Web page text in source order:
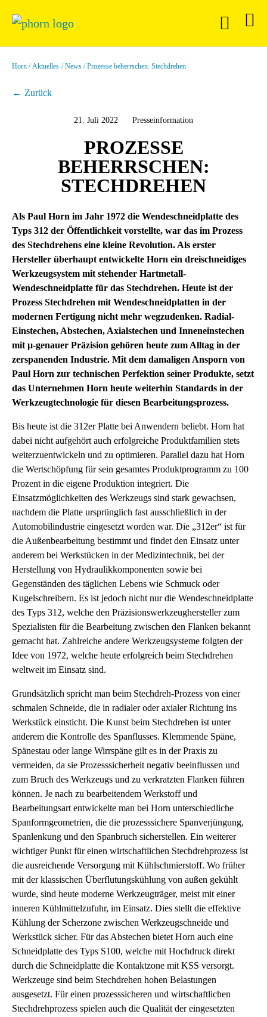
Horn Aktuelles News Prozesse beherrschen: Stechdrehen
Zurück
21. Juli 2022 Presseinformation
PROZESSE
BEHERRSCHEN:
STECHDREHEN
Als Paul Horn im Jahr 1972 die Wendeschneidplatte des
Typs 312 der Öffentlichkeit vorstellte, war das im Prozess
des Stechdrehens eine kleine Revolution. Als erster
Hersteller überhaupt entwickelte Horn ein dreischneidiges
Werkzeugsystem mit stehender Hartmetall-
Wendeschneidplatte für das Stechdrehen. Heute ist der
Prozess Stechdrehen mit Wendeschneidplatten in der
modernen Fertigung nicht mehr wegzudenken. Radial-
Einstechen, Abstechen, Axialstechen und Inneneinstechen
mit µ-genauer Präzision gehören heute zum Alltag in der
zerspanenden Industrie. Mit dem damaligen Ansporn von
Paul Horn zur technischen Perfektion seiner Produkte, setzt
das Unternehmen Horn heute weiterhin Standards in der
Werkzeugtechnologie für diesen Bearbeitungsprozess.
Bis heute ist die 312er Platte bei Anwendern beliebt. Horn hat
dabei nicht aufgehört auch erfolgreiche Produktfamilien stets
weiterzuentwickeln und zu optimieren. Parallel dazu hat Horn
die Wertschöpfung für sein gesamtes Produktprogramm zu 100
Prozent in die eigene Produktion integriert. Die
Einsatzmöglichkeiten des Werkzeugs sind stark gewachsen,
nachdem die Platte ursprünglich fast ausschließlich in der
Automobilindustrie eingesetzt worden war. Die „312er“ ist für
die Außenbearbeitung bestimmt und findet den Einsatz unter
anderem bei Werkstücken in der Medizintechnik, bei der
Herstellung von Hydraulikkomponenten sowie bei
Gegenständen des täglichen Lebens wie Schmuck oder
Kugelschreibern. Es ist jedoch nicht nur die Wendeschneidplatte
des Typs 312, welche den Präzisionswerkzeughersteller zum
Spezialisten für die Bearbeitung zwischen den Flanken bekannt
gemacht hat. Zahlreiche andere Werkzeugsysteme folgten der
Idee von 1972, welche heute erfolgreich beim Stechdrehen
weltweit im Einsatz sind.
Grundsätzlich spricht man beim Stechdreh-Prozess von einer
schmalen Schneide, die in radialer oder axialer Richtung ins
Werkstück einsticht. Die Kunst beim Stechdrehen ist unter
anderem die Kontrolle des Spanflusses. Klemmende Späne,
Spänestau oder lange Wirrspäne gilt es in der Praxis zu
vermeiden, da sie Prozesssicherheit negativ beeinflussen und
zum Bruch des Werkzeugs und zu verkratzten Flanken führen
können. Je nach zu bearbeitendem Werkstoff und
Bearbeitungsart entwickelte man bei Horn unterschiedliche
Spanformgeometrien, die die prozesssichere Spanverjüngung,
Spanlenkung und den Spanbruch sicherstellen. Ein weiterer
wichtiger Punkt für einen wirtschaftlichen Stechdrehprozess ist
die ausreichende Versorgung mit Kühlschmierstoff. Wo früher
mit der klassischen Überflutungskühlung von außen gekühlt
wurde, sind heute moderne Werkzeugträger, meist mit einer
inneren Kühlmittelzufuhr, im Einsatz. Dies stellt die effektive
Kühlung der Scherzone zwischen Werkzeugschneide und
Werkstück sicher. Für das Abstechen bietet Horn auch eine
Schneidplatte des Typs S100, welche mit Hochdruck direkt
durch die Schneidplatte die Kontaktzone mit KSS versorgt.
Werkzeuge sind beim Stechdrehen hohen Belastungen
ausgesetzt. Für einen prozesssicheren und wirtschaftlichen
Stechdrehprozess spielen auch die Qualität der eingesetzten